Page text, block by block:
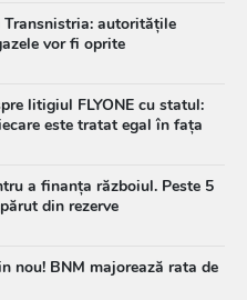
Transnistria: autoritățile
vor fi oprite
litigiul FLYONE cu statul:
este tratat egal în fața
a finanța războiul. Peste 5
din rezerve
nou! BNM majorează rata de